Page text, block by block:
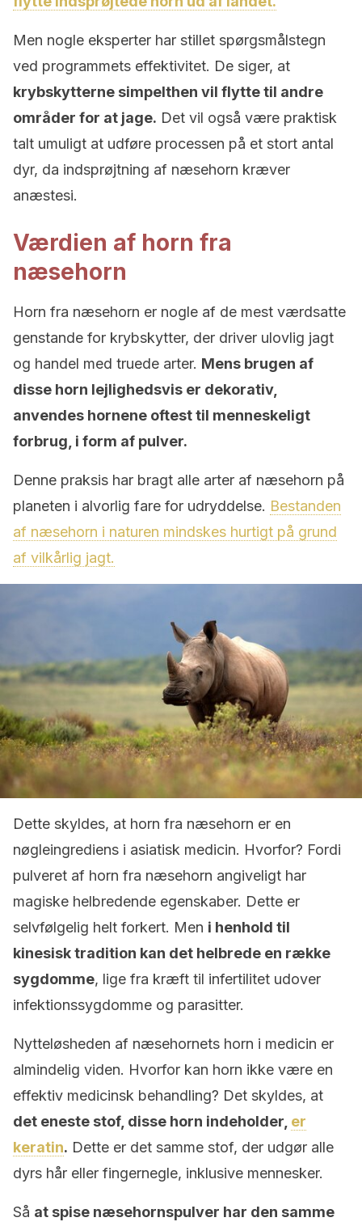
Men nogle eksperter har stillet spørgsmålstegn
ved programmets effektivitet. De siger, at
krybskytterne simpelthen vil flytte til andre
områder for at jage. Det vil også være praktisk
talt umuligt at udføre processen på et stort antal
dyr, da indsprøjtning af næsehorn kræver
anæstesi.
Værdien af horn fra ​​
næsehorn
Horn fra næsehorn er nogle af de mest værdsatte
genstande for krybskytter, der driver ulovlig jagt
og handel med truede arter. Mens brugen af ​​
disse horn lejlighedsvis er dekorativ,
anvendes hornene oftest til menneskeligt
forbrug, i form af pulver.
Denne praksis har bragt alle arter af næsehorn på
planeten i alvorlig fare for udryddelse. Bestanden
af ​​næsehorn i naturen mindskes hurtigt på grund
af vilkårlig jagt.
Dette skyldes, at horn fra næsehorn er en
nøgleingrediens i asiatisk medicin. Hvorfor? Fordi
pulveret af horn fra næsehorn angiveligt har
magiske helbredende egenskaber. Dette er
selvfølgelig helt forkert. Men i henhold til
kinesisk tradition kan det helbrede en række
sygdomme, lige fra kræft til infertilitet udover
infektionssygdomme og parasitter.
Nytteløsheden af ​​næsehornets horn i medicin er
almindelig viden. Hvorfor kan horn ikke være en
effektiv medicinsk behandling? Det skyldes, at
det eneste stof, disse horn indeholder, er
keratin. Dette er det samme stof, der udgør alle
dyrs hår eller fingernegle, inklusive mennesker.
Så at spise næsehornspulver har den samme